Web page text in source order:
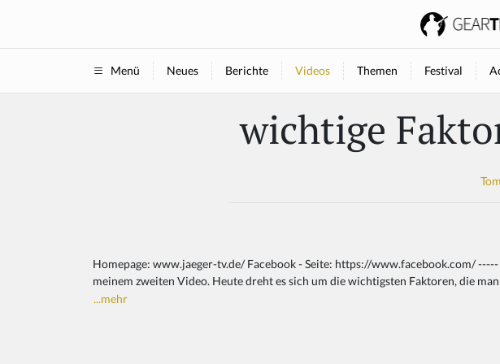
Menü Neues Berichte Videos Themen Festival
wichtige
Homepage: www.jaeger-tv.de/ Facebook - Seite: https://www.facebook.com/
meinem zweiten Video. Heute dreht es sich um die wichtigsten Faktoren, die
...mehr